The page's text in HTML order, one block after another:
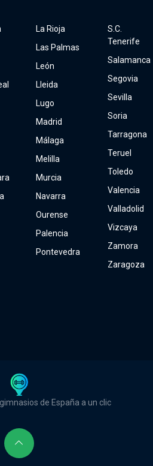
La Rioja
Las Palmas
León
Lleida
Lugo
Madrid
Málaga
Melilla
Murcia
Navarra
Ourense
Palencia
Pontevedra
S.C.
Tenerife
Salamanca
Segovia
Sevilla
Soria
Tarragona
Teruel
Toledo
Valencia
Valladolid
Vizcaya
Zamora
Zaragoza
de España a un clic